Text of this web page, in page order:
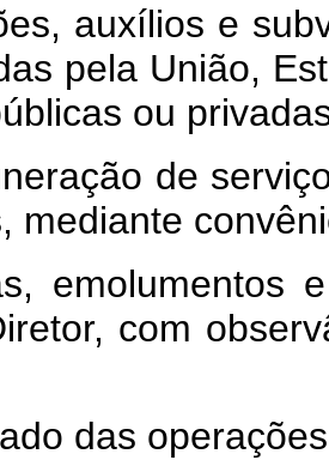
auxílios e
pela União,
ou
de
mediante
emolumentos
com
das